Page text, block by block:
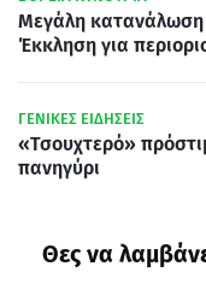
Μεγάλη κατανάλωση
Έκκληση για
ΓΕΝΙΚΕΣ ΕΙΔΗΣΕΙΣ
«Τσουχτερό»
πανηγύρι
Θες να